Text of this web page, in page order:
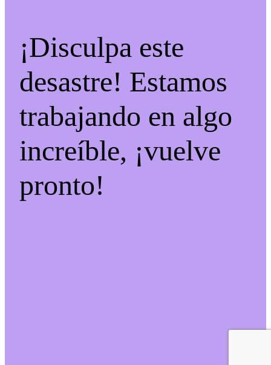
¡Disculpa este
desastre! Estamos
trabajando en algo
increíble, ¡vuelve
pronto!